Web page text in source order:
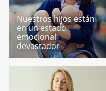
Nuestros hijos están
en un estado
emocional
devastador